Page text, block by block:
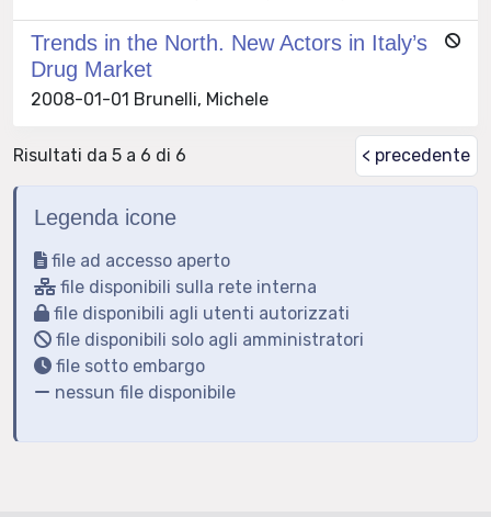
Trends in the North. New Actors in Italy’s
Drug Market
2008-01-01 Brunelli, Michele
Risultati da 5 a 6 di 6 < precedente
Legenda icone
file ad accesso aperto
file disponibili sulla rete interna
file disponibili agli utenti autorizzati
file disponibili solo agli amministratori
file sotto embargo
nessun file disponibile